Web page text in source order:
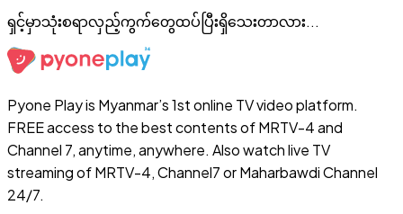
ရှင့်မှာသုံးစရာလှည့်ကွက်တွေထပ်ပြီးရှိသေးတာလား...
Pyone Play is Myanmar’s 1st online TV video platform.
FREE access to the best contents of MRTV-4 and
Channel 7, anytime, anywhere. Also watch live TV
streaming of MRTV-4, Channel7 or Maharbawdi Channel
24/7.